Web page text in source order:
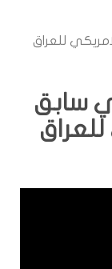
للعراق
سابق